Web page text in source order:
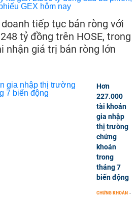
tiếp tục bán ròng với
tỷ đồng trên HOSE, trong
nhận giá trị bán ròng lớn
Hơn
227.000
tài khoản
gia nhập
thị trường
chứng
khoán
trong
tháng 7
biến động
CHỨNG KHOÁN -